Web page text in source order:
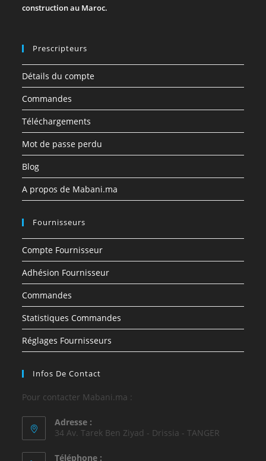
construction au Maroc.
Prescripteurs
Détails du compte
Commandes
Téléchargements
Mot de passe perdu
Blog
A propos de Mabani.ma
Fournisseurs
Compte Fournisseur
Adhésion Fournisseur
Commandes
Statistiques Commandes
Réglages Fournisseurs
Infos De Contact
Pour contacter Mabani.ma :
Adresse :
34 Av. Tarek Ben Ziyad - Drissia - TANGER
Téléphone :